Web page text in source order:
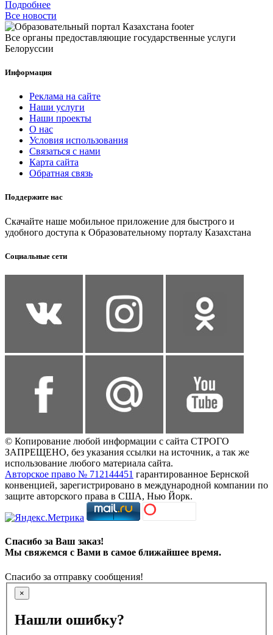
Подробнее
Все новости
Все органы предоставляющие государственные услуги
Белоруссии
Информация
Реклама на сайте
Наши услуги
Наши проекты
О нас
Условия использования
Связаться с нами
Карта сайта
Обратная связь
Поддержите нас
Скачайте наше мобильное приложение для быстрого и
удобного доступа к Образовательному порталу Казахстана
Социальные сети
© Копирование любой информации с сайта СТРОГО
ЗАПРЕЩЕНО, без указания ссылки на источник, а так же
использование любого материала сайта.
Авторское право № 712144451 гарантированное Бернской
конвенцией, зарегистрировано в международной компании по
защите авторского права в США, Нью Йорк.
Спасибо за Ваш заказ!
Мы свяжемся с Вами в самое ближайшее время.
Спасибо за отправку сообщения!
×
Нашли ошибку?